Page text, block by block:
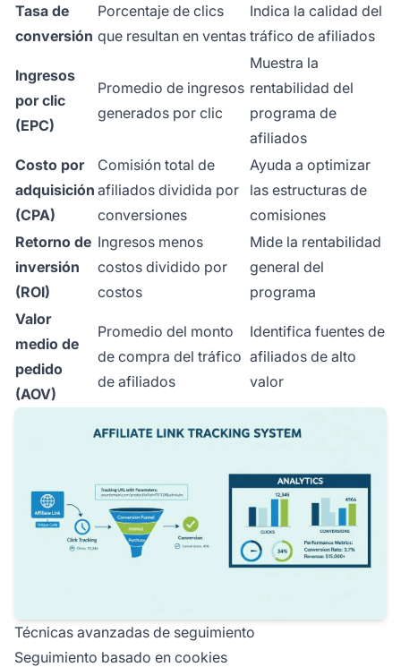
Tasa de
conversión
Porcentaje de clics
que resultan en ventas
Indica la calidad del
tráfico de afiliados
Ingresos
por clic
(EPC)
Promedio de ingresos
generados por clic
Muestra la
rentabilidad del
programa de
afiliados
Costo por
adquisición
(CPA)
Comisión total de
afiliados dividida por
conversiones
Ayuda a optimizar
las estructuras de
comisiones
Retorno de
inversión
(ROI)
Ingresos menos
costos dividido por
costos
Mide la rentabilidad
general del
programa
Valor
medio de
pedido
(AOV)
Promedio del monto
de compra del tráfico
de afiliados
Identifica fuentes de
afiliados de alto
valor
Técnicas avanzadas de seguimiento
Seguimiento basado en cookies